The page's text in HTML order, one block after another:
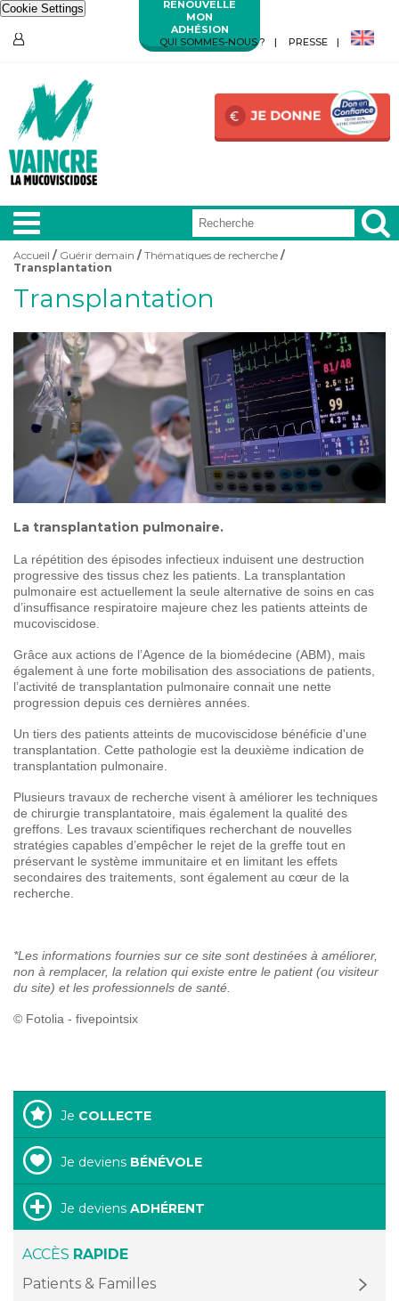
Cookie Settings
Aller au contenu principal
Aller au menu principal
RENOUVELLE
MON
ADHÉSION
QUI SOMMES-NOUS ?
PRESSE
VIVRE AVEC
SOIGNER AUJOURD'HUI
GUÉRIR DEMAIN
AGIR ENSEMBLE
60 ANS DE COMBAT
Vous êtes ici
Accueil / Guérir demain / Thématiques de recherche /
Transplantation
Transplantation
La transplantation pulmonaire.
La répétition des épisodes infectieux induisent une destruction
progressive des tissus chez les patients. La transplantation
pulmonaire est actuellement la seule alternative de soins en cas
d’insuffisance respiratoire majeure chez les patients atteints de
mucoviscidose.
Grâce aux actions de l’Agence de la biomédecine (ABM), mais
également à une forte mobilisation des associations de patients,
l’activité de transplantation pulmonaire connait une nette
progression depuis ces dernières années.
Un tiers des patients atteints de mucoviscidose bénéficie d'une
transplantation. Cette pathologie est la deuxième indication de
transplantation pulmonaire.
Plusieurs travaux de recherche visent à améliorer les techniques
de chirurgie transplantatoire, mais également la qualité des
greffons. Les travaux scientifiques recherchant de nouvelles
stratégies capables d’empêcher le rejet de la greffe tout en
préservant le système immunitaire et en limitant les effets
secondaires des traitements, sont également au cœur de la
recherche.
*Les informations fournies sur ce site sont destinées à améliorer,
non à remplacer, la relation qui existe entre le patient (ou visiteur
du site) et les professionnels de santé.
© Fotolia - fivepointsix
Je COLLECTE
Je deviens BÉNÉVOLE
Je deviens ADHÉRENT
ACCÈS RAPIDE
Patients & Familles